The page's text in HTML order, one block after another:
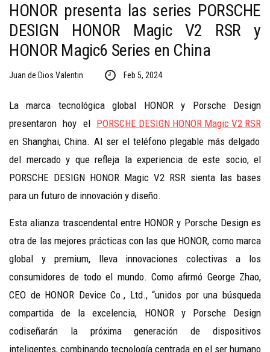
HONOR presenta las series PORSCHE
DESIGN HONOR Magic V2 RSR y
HONOR Magic6 Series en China
Juan de Dios Valentin Feb 5, 2024
La marca tecnológica global HONOR y Porsche Design
presentaron hoy el PORSCHE DESIGN HONOR Magic V2 RSR
en Shanghai, China. Al ser el teléfono plegable más delgado
del mercado y que refleja la experiencia de este socio, el
PORSCHE DESIGN HONOR Magic V2 RSR sienta las bases
para un futuro de innovación y diseño.
Estaalianza trascendental entre HONOR y Porsche Design es
otra de las mejores prácticas con las que HONOR, como marca
global y premium, lleva innovaciones colectivas a los
consumidores de todo el mundo. Como afirmó George Zhao,
CEO de HONOR Device Co., Ltd., “unidos por una búsqueda
compartida de la excelencia, HONOR y Porsche Design
codiseñarán la próxima generación de dispositivos
inteligentes, combinando tecnología centrada en el ser humano